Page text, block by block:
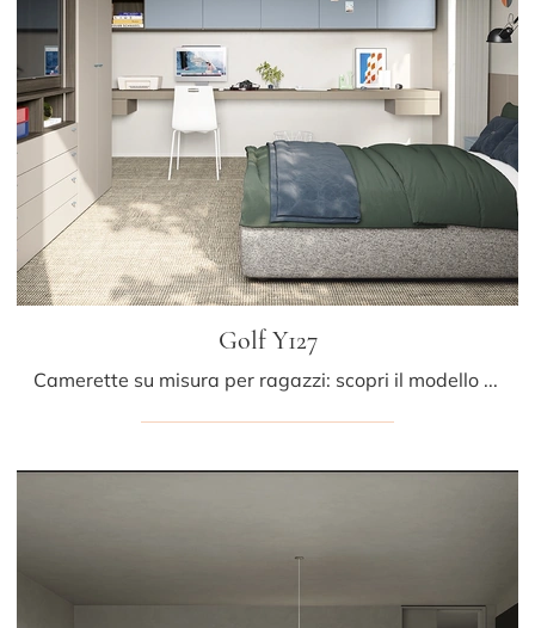
Golf Y127
Camerette su misura per ragazzi: scopri il modello in melaminico Golf Y127 di Colombini Casa per stanzette moderne.